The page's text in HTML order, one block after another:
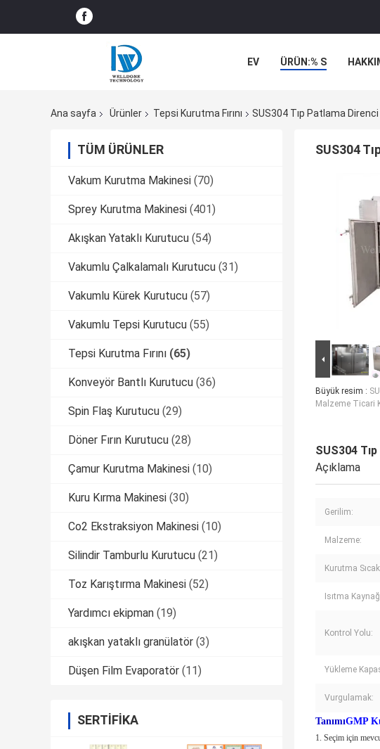
EV ÜRÜN:% S
Ana sayfa
Ürünler Tepsi Kurutma Fırını SUS304 Tıp Patlama
TÜM ÜRÜNLER
Vakum Kurutma Makinesi (70)
Sprey Kurutma Makinesi (401)
Akışkan Yataklı Kurutucu (54)
Vakumlu Çalkalamalı Kurutucu (31)
Vakumlu Kürek Kurutucu (57)
Vakumlu Tepsi Kurutucu (55)
Tepsi Kurutma Fırını (65)
Konveyör Bantlı Kurutucu (36)
Spin Flaş Kurutucu (29)
Döner Fırın Kurutucu (28)
Çamur Kurutma Makinesi (10)
Kuru Kırma Makinesi (30)
Co2 Ekstraksiyon Makinesi (10)
Silindir Tamburlu Kurutucu (21)
Toz Karıştırma Makinesi (52)
Yardımcı ekipman (19)
akışkan yataklı granülatör (3)
Düşen Film Evaporatör (11)
SERTIFIKA
SUS304
Büyük resim :
Malzeme Ticari
SUS304
Açıklama
Gerilim:
Malzeme:
Kurutma
Isıtma
Kontrol Yolu:
Yükleme
Vurgulamak:
TanımıGMP
1. Seçim için